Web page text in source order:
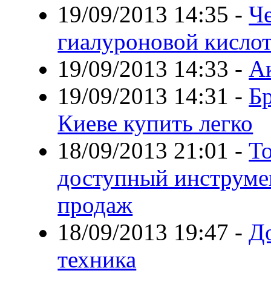
19/09/2013 14:35 -
гиалуроновой
19/09/2013 14:33 -
19/09/2013 14:31 -
Киеве купить легко
18/09/2013 21:01 -
доступный
продаж
18/09/2013 19:47 -
техника